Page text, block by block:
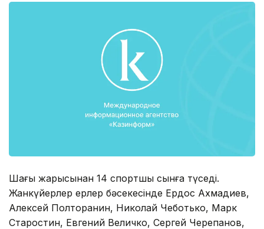
Шаңғы жарысынан 14 спортшы сынға түседі.
Жанкүйерлер ерлер бәсекесінде Ердос Ахмадиев,
Алексей Полторанин, Николай Чеботько, Марк
Старостин, Евгений Величко, Сергей Черепанов,